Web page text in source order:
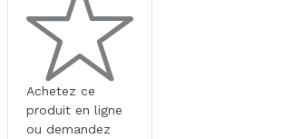
Achetez ce
produit en ligne
ou demandez